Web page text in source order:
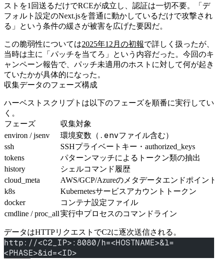
ストを1回送るだけでRCEが成立し、認証は一切不要。「デ
フォルト設定のNext.jsを普通に動かしているだけで攻撃され
る」という条件の緩さが被害を広げた要因だ。
この脆弱性については2025年12月の初報で詳しく扱ったが、
当時は主に「パッチを当てろ」という内容だった。今回のキ
ャンペーン報告で、パッチ未適用のホストに対して何が起き
ていたかが具体的になった。
収集データのフェーズ構成
ハーベストスクリプトは以下のフェーズを順番に実行してい
く。
フェーズ
収集対象
environ / jsenv
環境変数（ .envファイル含む）
ssh
SSHプライベートキー・authorized_keys
tokens
パターンマッチによるトークン類の抽出
history
シェルコマンド履歴
cloud_meta
AWS/GCP/Azureのメタデータエンドポイント
k8s
Kubernetesサービスアカウントトークン
docker
コンテナ設定ファイル
cmdline / proc_all実行中プロセスのコマンドライン
データはHTTPリクエストでC2に逐次送信される。
http://<C2_IP>:8080/h=<HOSTNAME>&l=
<PHASE>&id=<ID>